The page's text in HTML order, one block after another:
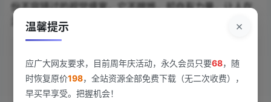
份不容错过的视觉盛宴。它不喧哗，却自有力量，让人在
浏览的过程中，不知不觉就沉浸在那份静谧的美好里。
下载权限
[Xiuren秀人网]2025.12.04 NO.11070 陆萱萱
×
温馨提示
应广大网友要求，目前周年庆活动，永久会员只要68，随
时恢复原价198，全站资源全部免费下载（无二次收费），
早买早享受。把握机会！